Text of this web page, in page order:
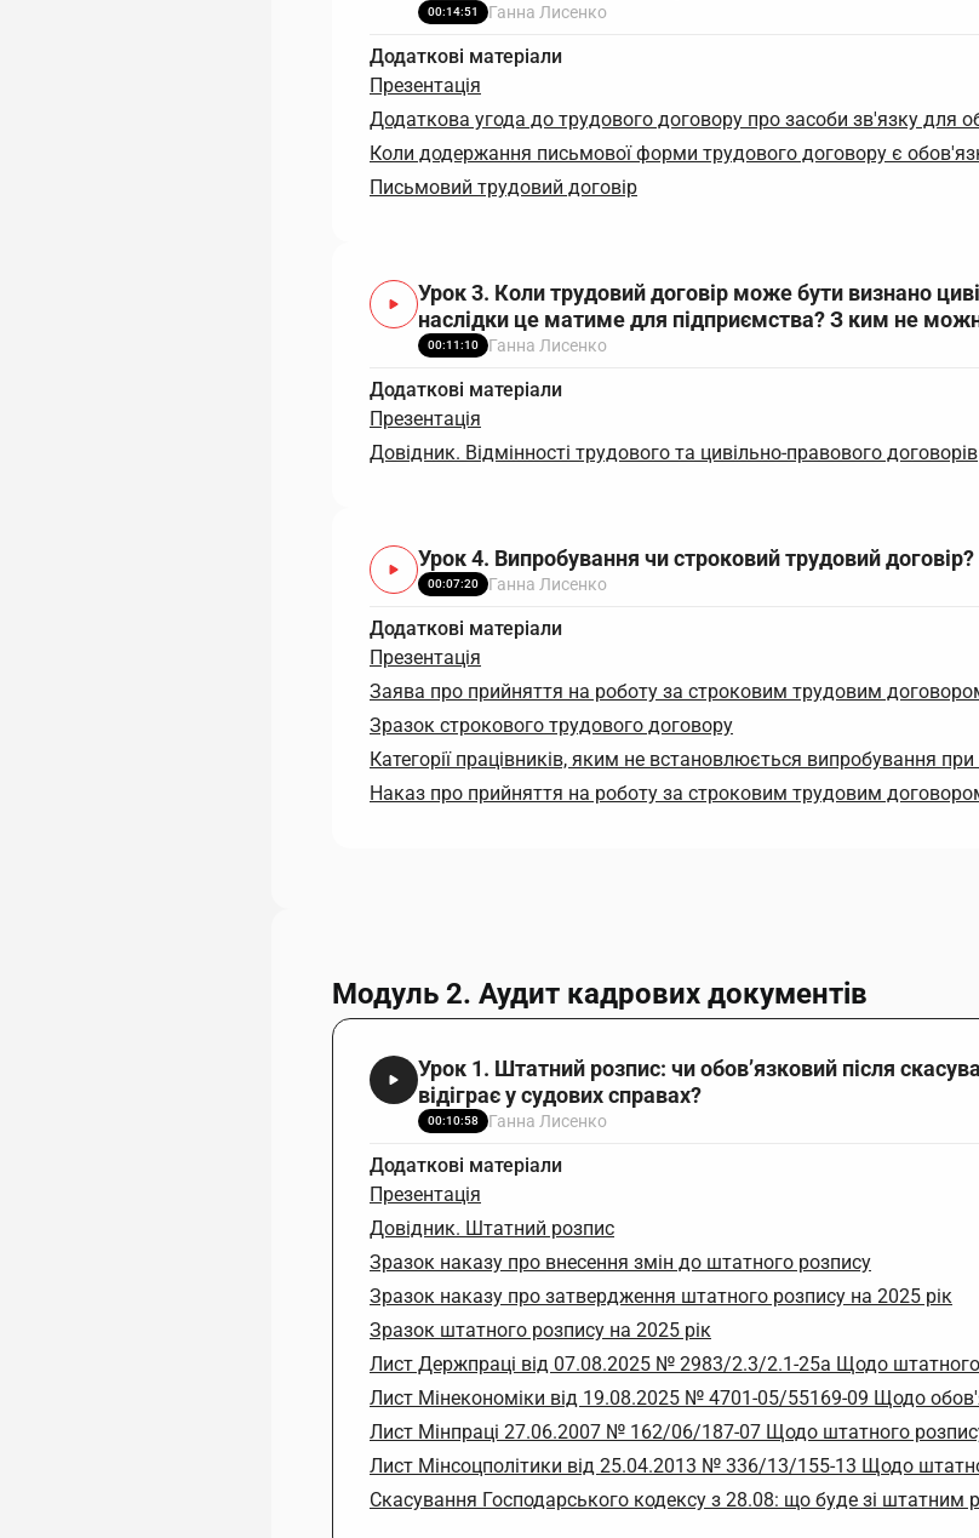
00:14:51 Ганна Лисенко
Додаткові матеріали
Презентація
Додаткова угода до трудового договору про засоби зв'язку для
Коли додержання письмової форми трудового договору є
Письмовий трудовий договір
Урок 3. Коли трудовий договір може бути визнано
наслідки це матиме для підприємства? З ким не
00:11:10 Ганна Лисенко
Додаткові матеріали
Презентація
Довідник. Відмінності трудового та цивільно-правового договорів
Урок 4. Випробування чи строковий трудовий договір?
00:07:20 Ганна Лисенко
Додаткові матеріали
Презентація
Заява про прийняття на роботу за строковим трудовим
Зразок строкового трудового договору
Категорії працівників, яким не встановлюється випробування
Наказ про прийняття на роботу за строковим трудовим
Модуль 2. Аудит кадрових документів
Урок 1. Штатний розпис: чи обов’язковий після
відіграє у судових справах?
00:10:58 Ганна Лисенко
Додаткові матеріали
Презентація
Довідник. Штатний розпис
Зразок наказу про внесення змін до штатного розпису
Зразок наказу про затвердження штатного розпису на 2025 рік
Зразок штатного розпису на 2025 рік
Лист Держпраці від 07.08.2025 № 2983/2.3/2.1-25а Щодо
Лист Мінекономіки від 19.08.2025 № 4701-05/55169-09 Щодо
Лист Мінпраці 27.06.2007 № 162/06/187-07 Щодо штатного
Лист Мінсоцполітики від 25.04.2013 № 336/13/155-13 Щодо
Скасування Господарського кодексу з 28.08: що буде зі штатним